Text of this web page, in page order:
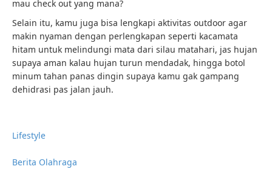
mau check out yang mana?
Selain itu, kamu juga bisa lengkapi aktivitas outdoor agar
makin nyaman dengan perlengkapan seperti kacamata
hitam untuk melindungi mata dari silau matahari, jas hujan
supaya aman kalau hujan turun mendadak, hingga botol
minum tahan panas dingin supaya kamu gak gampang
dehidrasi pas jalan jauh.
Lifestyle
Berita Olahraga